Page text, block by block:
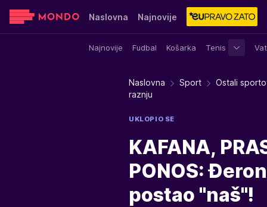
Naslovna Najnovije
Najnovije Fudbal Košarka Tenis
Sensa Stvar ukusa Yumama
Naslovna Sport
Ostali
raznju
UKLOPIO SE
KAFANA,
PONOS:
postao ''naš''!